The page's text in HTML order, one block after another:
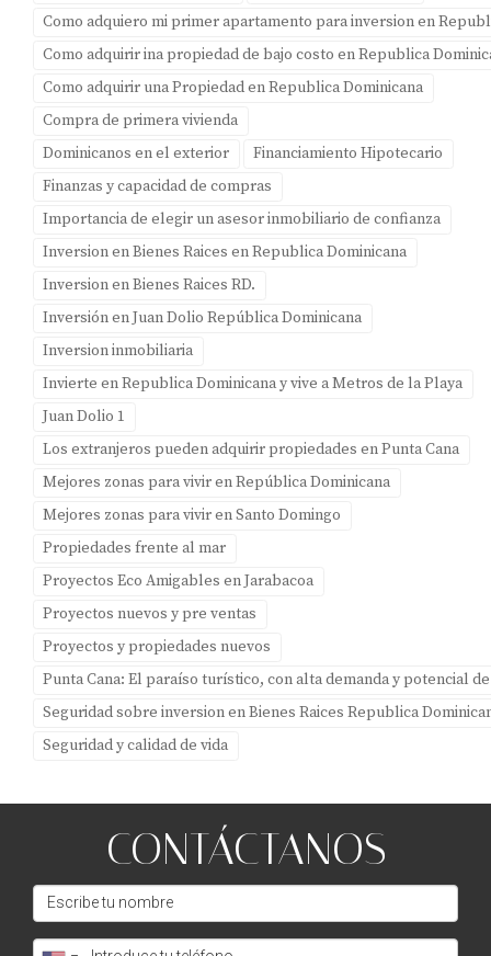
Como adquiero mi primer apartamento para inversion en
Como adquirir ina propiedad de bajo costo en Republica
Como adquirir una Propiedad en Republica Dominicana
Compra de primera vivienda
Dominicanos en el exterior
Financiamiento Hipotecario
Finanzas y capacidad de compras
Importancia de elegir un asesor inmobiliario de confianza
Inversion en Bienes Raices en Republica Dominicana
Inversion en Bienes Raices RD.
Inversión en Juan Dolio República Dominicana
Inversion inmobiliaria
Invierte en Republica Dominicana y vive a Metros de la Playa
Juan Dolio 1
Los extranjeros pueden adquirir propiedades en Punta Cana
Mejores zonas para vivir en República Dominicana
Mejores zonas para vivir en Santo Domingo
Propiedades frente al mar
Proyectos Eco Amigables en Jarabacoa
Proyectos nuevos y pre ventas
Proyectos y propiedades nuevos
Punta Cana: El paraíso turístico, con alta demanda y potencial
Seguridad sobre inversion en Bienes Raices Republica
Seguridad y calidad de vida
CONTÁCTANOS